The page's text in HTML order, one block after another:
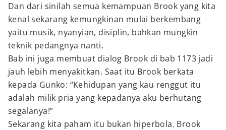
Dan dari sinilah semua kemampuan Brook yang kita
kenal sekarang kemungkinan mulai berkembang
yaitu musik, nyanyian, disiplin, bahkan mungkin
teknik pedangnya nanti.
Bab ini juga membuat dialog Brook di bab 1173 jadi
jauh lebih menyakitkan. Saat itu Brook berkata
kepada Gunko: “Kehidupan yang kau renggut itu
adalah milik pria yang kepadanya aku berhutang
segalanya!”
Sekarang kita paham itu bukan hiperbola. Brook